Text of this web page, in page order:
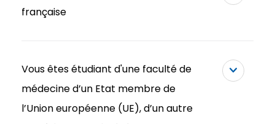
française
Vous êtes étudiant d'une faculté de
médecine d’un Etat membre de
l’Union européenne (UE), d’un autre